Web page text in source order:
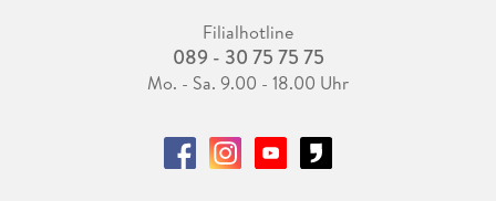
Filialhotline
089 - 30 75 75 75
Mo. - Sa. 9.00 - 18.00 Uhr